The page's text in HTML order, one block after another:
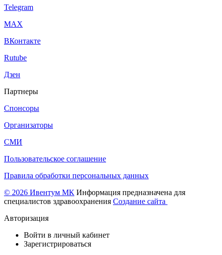
Telegram
МАХ
ВКонтакте
Rutube
Дзен
Партнеры
Спонсоры
Организаторы
СМИ
Пользовательское соглашение
Правила обработки персональных данных
© 2026 Ивентум МК Информация предназначена для
специалистов здравоохранения Создание сайта
Авторизация
Войти в личный кабинет
Зарегистрироваться